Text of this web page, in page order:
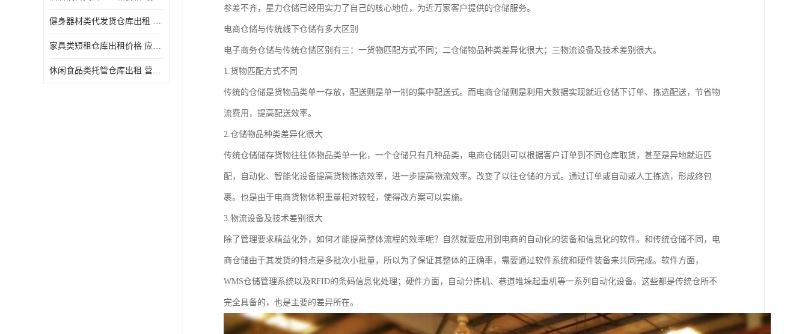
健身器材类代发货仓库出租 租期灵活 新媒体平台配套
家具类短租仓库出租价格 应用广泛 智能电商配套
休闲食品类托管仓库出租 营造良好环境氛围 垂直电商配套
参差不齐，星力仓储已经用实力了自己的核心地位，为近万家客户提供的仓储服务。
电商仓储与传统线下仓储有多大区别
电子商务仓储与传统仓储区别有三：一货物匹配方式不同；二仓储物品种类差异化很大；三物流设备及技术差别很大。
1.货物匹配方式不同
传统的仓储是货物品类单一存放，配送则是单一制的集中配送式。而电商仓储则是利用大数据实现就近仓储下订单、拣选配送，节省物
流费用，提高配送效率。
2.仓储物品种类差异化很大
传统仓储储存货物往往体物品类单一化，一个仓储只有几种品类，电商仓储则可以根据客户订单到不同仓库取货，甚至是异地就近匹
配，自动化、智能化设备提高货物拣选效率，进一步提高物流效率。改变了以往仓储的方式。通过订单或自动或人工拣选，形成终包
裹。也是由于电商货物体积重量相对较轻，使得改方案可以实施。
3.物流设备及技术差别很大
除了管理要求精益化外，如何才能提高整体流程的效率呢？自然就要应用到电商的自动化的装备和信息化的软件。和传统仓储不同，电
商仓储由于其发货的特点是多批次小批量，所以为了保证其整体的正确率，需要通过软件系统和硬件装备来共同完成。软件方面，
WMS仓储管理系统以及RFID的条码信息化处理；硬件方面，自动分拣机、巷道堆垛起重机等一系列自动化设备。这些都是传统仓所不
完全具备的，也是主要的差异所在。